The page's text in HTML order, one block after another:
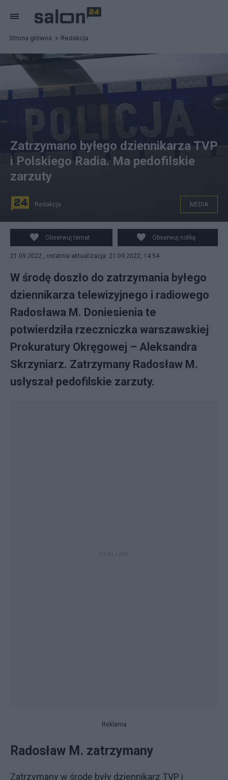
Strona główna Redakcja
Radosław M. zatrzymany. Prokuratura Okręgowa w
Warszawie potwierdza doniesienia o zatrzymaniu
znanego dziennikarza. (fot. Flickr)
Zatrzymano byłego dziennikarza TVP
i Polskiego Radia. Ma pedofilskie
zarzuty
Redakcja MEDIA
Obserwuj temat Obserwuj notkę
21.09.2022 , ostatnia aktualizacja: 21.09.2022, 14:54
W środę doszło do zatrzymania byłego
dziennikarza telewizyjnego i radiowego
Radosława M. Doniesienia te
potwierdziła rzeczniczka warszawskiej
Prokuratury Okręgowej – Aleksandra
Skrzyniarz. Zatrzymany Radosław M.
usłyszał pedofilskie zarzuty.
Reklama
Radosław M. zatrzymany
Zatrzymany w środę były dziennikarz TVP i